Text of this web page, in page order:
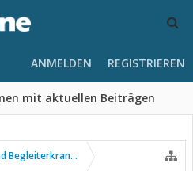
mit aktuellen Beiträgen
ANMELDEN REGISTRIEREN
Begleiterkrankungen